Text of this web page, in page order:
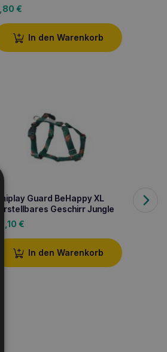
€
In den Warenkorb
Guard BeHappy XL
Geschirr Jungle
€
In den Warenkorb